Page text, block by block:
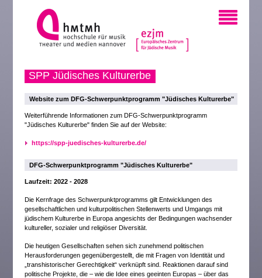
SPP Jüdisches Kulturerbe
Website zum DFG-Schwerpunktprogramm "Jüdisches Kulturerbe"
Weiterführende Informationen zum DFG-Schwerpunktprogramm
"Jüdisches Kulturerbe" finden Sie auf der Website:
https://spp-juedisches-kulturerbe.de/
DFG-Schwerpunktprogramm "Jüdisches Kulturerbe"
Laufzeit: 2022 - 2028
Die Kernfrage des Schwerpunktprogramms gilt Entwicklungen des
gesellschaftlichen und kulturpolitischen Stellenwerts und Umgangs mit
jüdischem Kulturerbe in Europa angesichts der Bedingungen wachsender
kultureller, sozialer und religiöser Diversität.
Die heutigen Gesellschaften sehen sich zunehmend politischen
Herausforderungen gegenübergestellt, die mit Fragen von Identität und
„transhistorischer Gerechtigkeit“ verknüpft sind. Reaktionen darauf sind
politische Projekte, die – wie die Idee eines geeinten Europas – über das